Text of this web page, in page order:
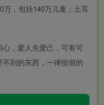
万，包括140万儿童；土耳
心，爱人先爱己，可有可
到的东西，一律按假的